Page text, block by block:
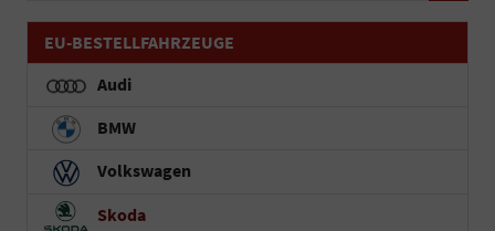
EU-BESTELLFAHRZEUGE
Audi
BMW
Volkswagen
Skoda